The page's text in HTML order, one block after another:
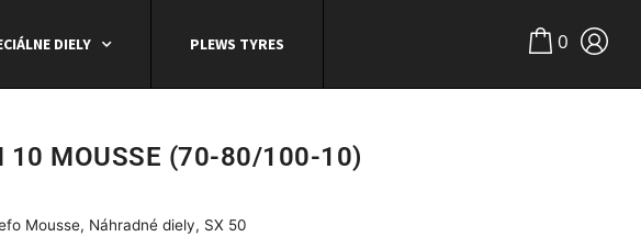
DIELY PLEWS TYRES 0
10 MOUSSE (70-80/100-10)
Mousse, Náhradné diely, SX 50